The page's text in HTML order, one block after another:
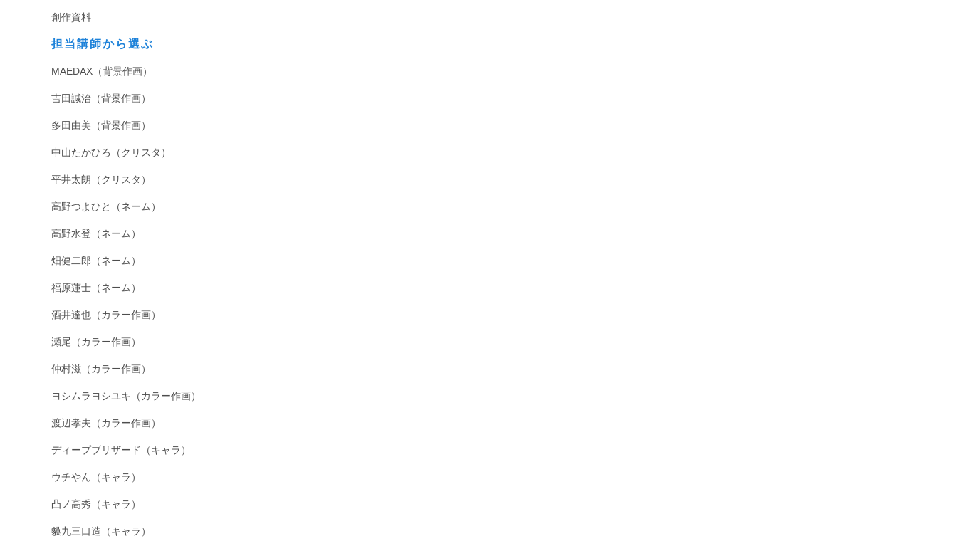
創作資料
担当講師から選ぶ
MAEDAX（背景作画）
吉田誠治（背景作画）
多田由美（背景作画）
中山たかひろ（クリスタ）
平井太朗（クリスタ）
高野つよひと（ネーム）
高野水登（ネーム）
畑健二郎（ネーム）
福原蓮士（ネーム）
酒井達也（カラー作画）
瀬尾（カラー作画）
仲村滋（カラー作画）
ヨシムラヨシユキ（カラー作画）
渡辺孝夫（カラー作画）
ディープブリザード（キャラ）
ウチやん（キャラ）
凸ノ高秀（キャラ）
貘九三口造（キャラ）